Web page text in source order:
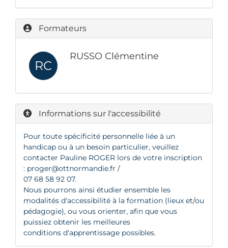
Formateurs
RC
RUSSO Clémentine
Informations sur l'accessibilité
Pour toute spécificité personnelle liée à un
handicap ou à un besoin particulier, veuillez
contacter Pauline ROGER lors de votre inscription
: proger@ottnormandie.fr /
07 68 58 92 07.
Nous pourrons ainsi étudier ensemble les
modalités d'accessibilité à la formation (lieux et/ou
pédagogie), ou vous orienter, afin que vous
puissiez obtenir les meilleures
conditions d'apprentissage possibles.